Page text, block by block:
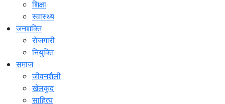
शिक्षा
स्वास्थ्य
जनशक्ति
रोजगारी
नियुक्ति
समाज
जीवनशैली
खेलकुद
साहित्य